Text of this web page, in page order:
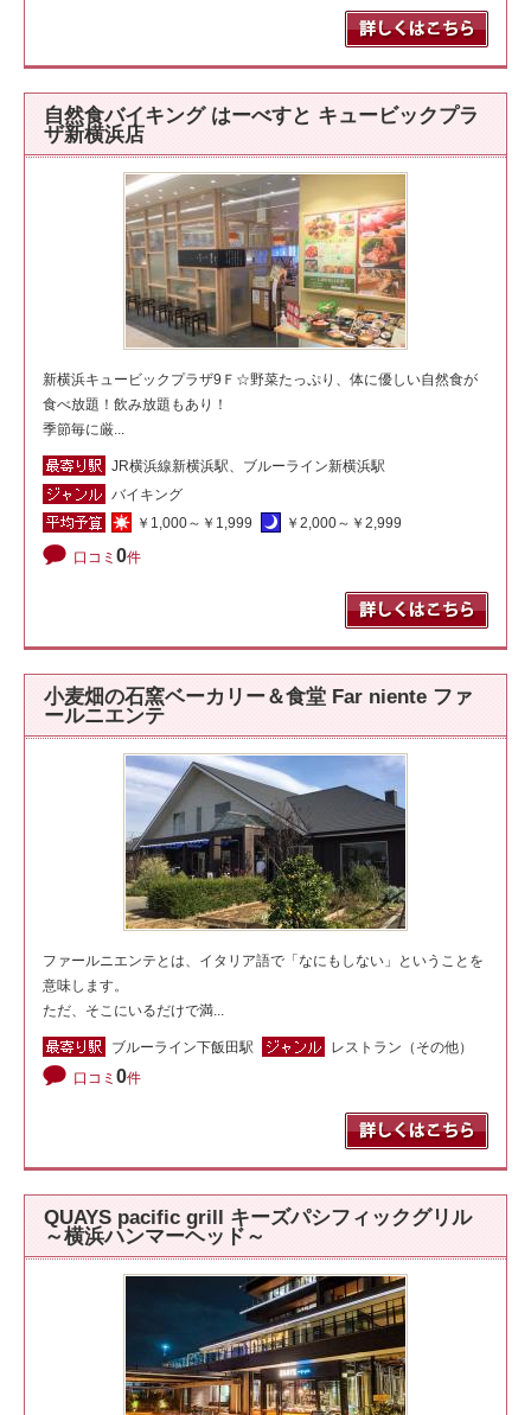
自然食バイキング はーべすと キュービックプラ
ザ新横浜店
新横浜キュービックプラザ9Ｆ☆野菜たっぷり、体に優しい自然食が
食べ放題！飲み放題もあり！
季節毎に厳...
JR横浜線新横浜駅、ブルーライン新横浜駅
バイキング
￥1,000～￥1,999
￥2,000～￥2,999
口コミ 0件
小麦畑の石窯ベーカリー＆食堂 Far niente ファ
ールニエンテ
ファールニエンテとは、イタリア語で「なにもしない」ということを
意味します。
ただ、そこにいるだけで満...
ブルーライン下飯田駅
レストラン（その他）
口コミ 0件
QUAYS pacific grill キーズパシフィックグリル
～横浜ハンマーヘッド～